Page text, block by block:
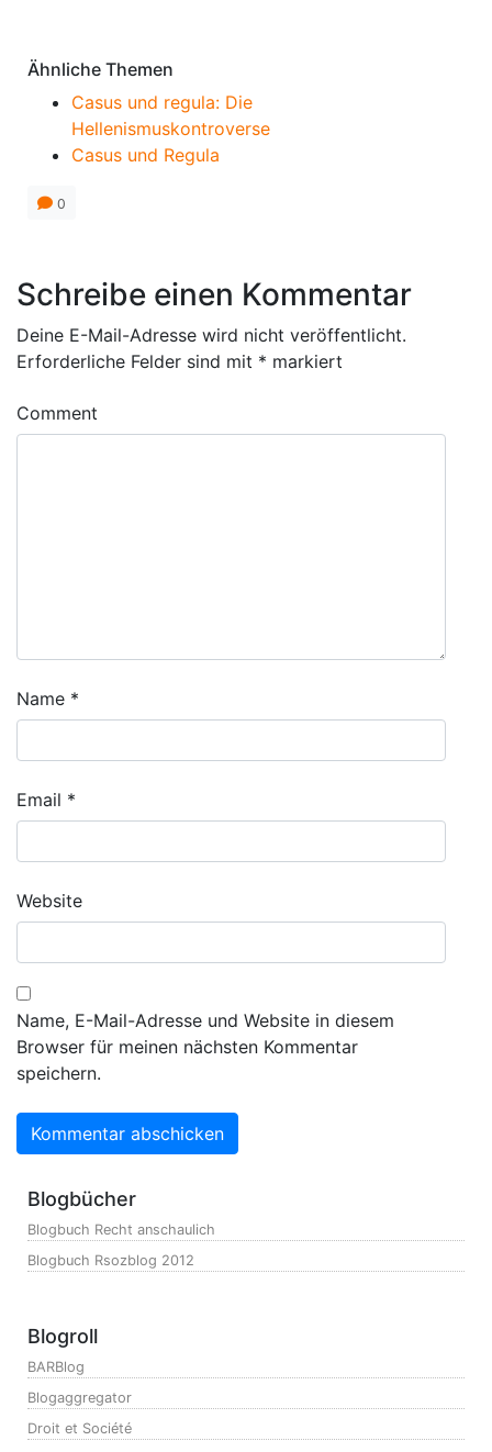
Ähnliche Themen
Casus und regula: Die
Hellenismuskontroverse
Casus und Regula
0
Schreibe einen Kommentar
Deine E-Mail-Adresse wird nicht veröffentlicht.
Erforderliche Felder sind mit * markiert
Comment
Name *
Email *
Website
Name, E-Mail-Adresse und Website in diesem
Browser für meinen nächsten Kommentar
speichern.
Blogbücher
Blogbuch Recht anschaulich
Blogbuch Rsozblog 2012
Blogroll
BARBlog
Blogaggregator
Droit et Société